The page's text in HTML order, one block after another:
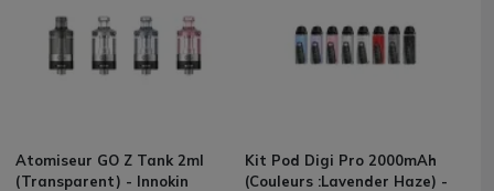
Atomiseur GO Z Tank 2ml
(Transparent) - Innokin
Kit Pod Digi Pro 2000mAh
(Couleurs :Lavender Haze) -